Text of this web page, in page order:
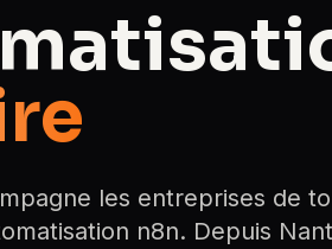
les entreprises de
n8n. Depuis